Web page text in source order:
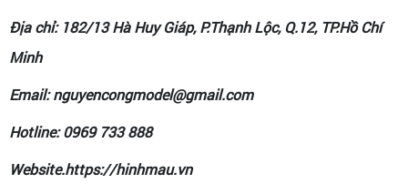
Địa chỉ: 182/13 Hà Huy Giáp, P.Thạnh Lộc, Q.12, TP.Hồ Chí
Minh
Email: nguyencongmodel@gmail.com
Hotline: 0969 733 888
Website.https://hinhmau.vn